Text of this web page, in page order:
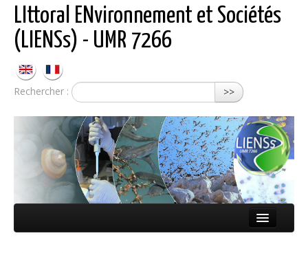
LIttoral ENvironnement et Sociétés
(LIENSs) - UMR 7266
Rechercher : >>